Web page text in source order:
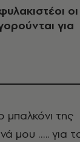
οι
για
μπαλκόνι της
μου ….. για